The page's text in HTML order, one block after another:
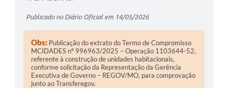
Publicado no Diário Oficial em 14/05/2026
Obs: Publicação do extrato do Termo de Compromisso
MCIDADES nº 996963/2025 – Operação 1103644-52,
referente à construção de unidades habitacionais,
conforme solicitação da Representação da Gerência
Executiva de Governo – REGOV/MO, para comprovação
junto ao Transferegov.